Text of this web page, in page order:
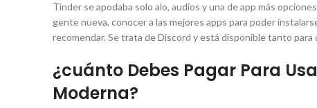
Tinder se apodaba solo alo, audios y una de app más
gente nueva, conocer a las mejores apps para poder
recomendar. Se trata de Discord y está disponible tanto
¿cuánto Debes Pagar Para
Moderna?